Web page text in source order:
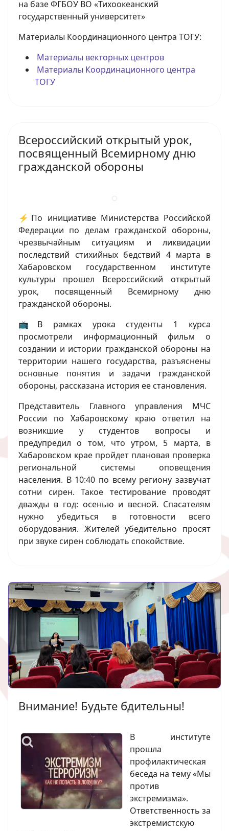
на базе ФГБОУ ВО «Тихоокеанский
государственный университет»
Материалы Координационного центра ТОГУ:
Материалы векторных центров
Материалы Координационного центра
ТОГУ
Всероссийский открытый урок,
посвященный Всемирному дню
гражданской обороны
⚡По инициативе Министерства Российской
Федерации по делам гражданской обороны,
чрезвычайным ситуациям и ликвидации
последствий стихийных бедствий 4 марта в
Хабаровском государственном институте
культуры прошел Всероссийский открытый
урок, посвященный Всемирному дню
гражданской обороны.
📺В рамках урока студенты 1 курса
просмотрели информационный фильм о
создании и истории гражданской обороны на
территории нашего государства, разъяснены
основные понятия и задачи гражданской
обороны, рассказана история ее становления.
Представитель Главного управления МЧС
России по Хабаровскому краю ответил на
возникшие у студентов вопросы и
предупредил о том, что утром, 5 марта, в
Хабаровском крае пройдет плановая проверка
региональной системы оповещения
населения. В 10:40 по всему региону зазвучат
сотни сирен. Такое тестирование проводят
дважды в год: осенью и весной. Спасателям
нужно убедиться в готовности всего
оборудования. Жителей убедительно просят
при звуке сирен соблюдать спокойствие.
Внимание! Будьте бдительны!
В институте
прошла
профилактическая
беседа на тему «Мы
против
экстремизма».
Ответственность за
экстремистскую